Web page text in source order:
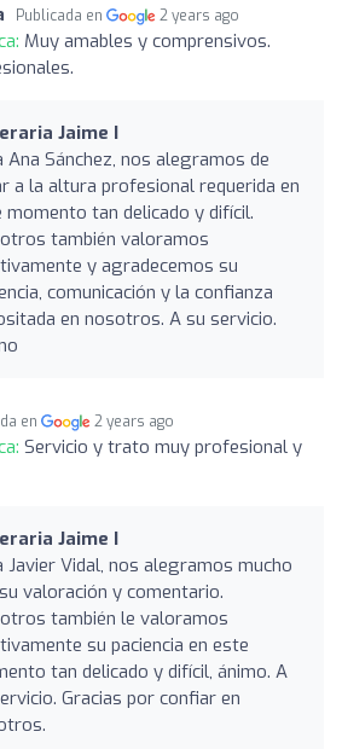
Publicada en 2 years ago
Muy amables y comprensivos.
Jaime I
Ana Sánchez, nos alegramos de
a la altura profesional requerida en
momento tan delicado y difícil.
también valoramos
y agradecemos su
comunicación y la confianza
en nosotros. A su servicio.
en 2 years ago
Servicio y trato muy profesional y
Jaime I
Javier Vidal, nos alegramos mucho
valoración y comentario.
también le valoramos
su paciencia en este
tan delicado y difícil, ánimo. A
Gracias por confiar en